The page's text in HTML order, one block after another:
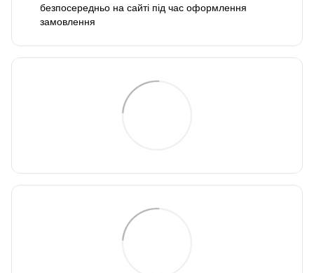
безпосередньо на сайті під час оформлення
замовлення